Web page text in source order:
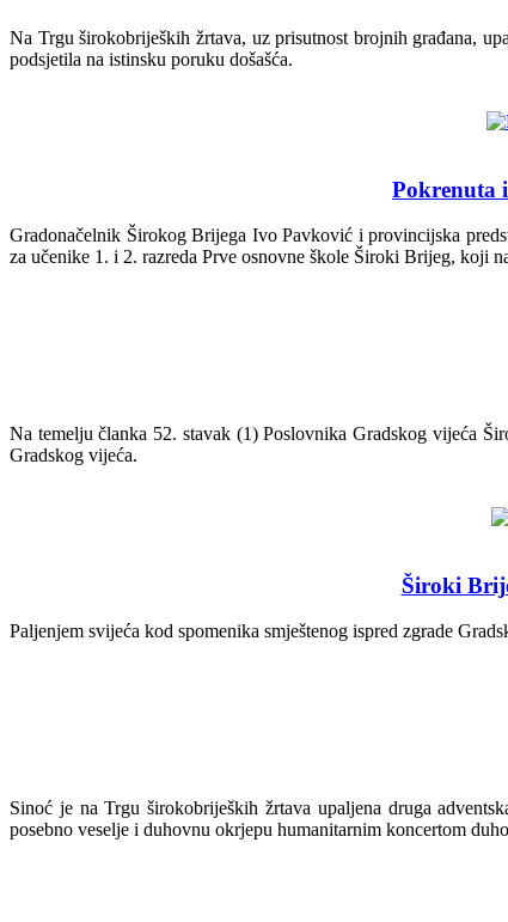
Na Trgu širokobrijeških žrtava, uz prisutnost brojnih građana,
podsjetila na istinsku poruku došašća.
Pokrenuta
Gradonačelnik Širokog Brijega Ivo Pavković i provincijska
za učenike 1. i 2. razreda Prve osnovne škole Široki Brijeg, koji
Na temelju članka 52. stavak (1) Poslovnika Gradskog vijeća
Gradskog vijeća.
Široki
Paljenjem svijeća kod spomenika smještenog ispred zgrade
Sinoć je na Trgu širokobrijeških žrtava upaljena druga
posebno veselje i duhovnu okrjepu humanitarnim koncertom